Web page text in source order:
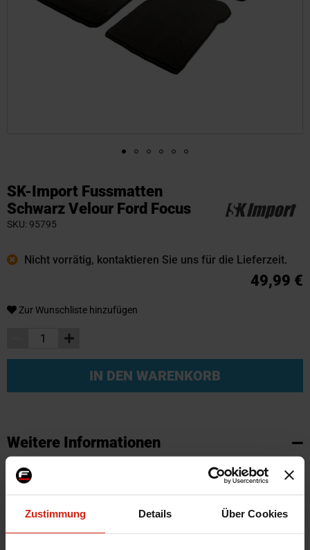
Zustimmung Details Über Cookies
SK-Import Fussmatten
Schwarz Velour Ford Focus
SKU 95795
Nicht vorrätig, kontaktieren Sie uns für die Lieferzeit.
49,99 €
Zur Wunschliste hinzufügen
IN DEN WARENKORB
Anfang
der
Bildgalerie
Weitere Informationen
Weitere
Informationen
SKU
Marke
SK-Import
Zertifikat
Kein Gutachten oder ABE
Farbe
Schwarz